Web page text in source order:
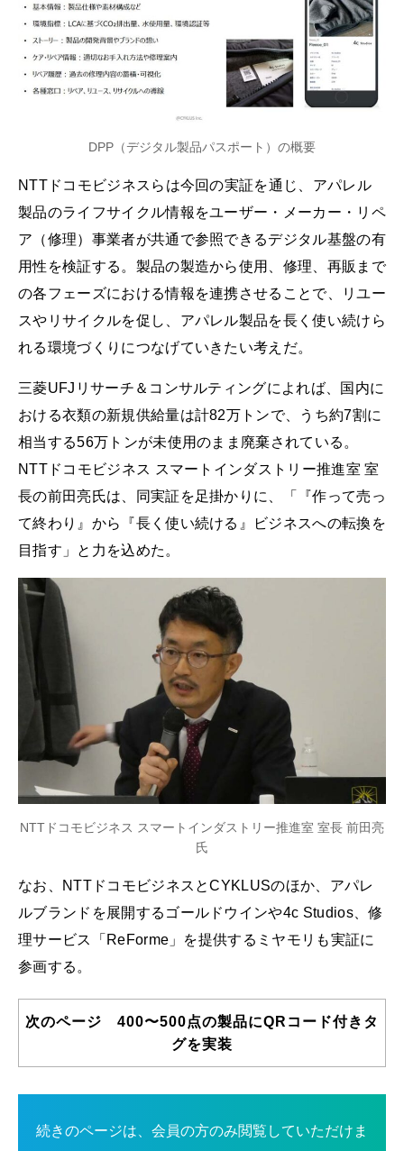
DPP（デジタル製品パスポート）の概要
NTTドコモビジネスらは今回の実証を通じ、アパレル
製品のライフサイクル情報をユーザー・メーカー・リペ
ア（修理）事業者が共通で参照できるデジタル基盤の有
用性を検証する。製品の製造から使用、修理、再販まで
の各フェーズにおける情報を連携させることで、リユー
スやリサイクルを促し、アパレル製品を長く使い続けら
れる環境づくりにつなげていきたい考えだ。
三菱UFJリサーチ＆コンサルティングによれば、国内に
おける衣類の新規供給量は計82万トンで、うち約7割に
相当する56万トンが未使用のまま廃棄されている。
NTTドコモビジネス スマートインダストリー推進室 室
長の前田亮氏は、同実証を足掛かりに、「『作って売っ
て終わり』から『⾧く使い続ける』ビジネスへの転換を
目指す」と力を込めた。
NTTドコモビジネス スマートインダストリー推進室 室長 前田亮
氏
なお、NTTドコモビジネスとCYKLUSのほか、アパレ
ルブランドを展開するゴールドウインや4c Studios、修
理サービス「ReForme」を提供するミヤモリも実証に
参画する。
次のページ 400〜500点の製品にQRコード付きタ
グを実装
続きのページは、会員の方のみ閲覧していただけま